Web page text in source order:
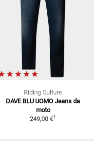
Riding Culture
DAVE BLU UOMO Jeans da
moto
249,00 €1